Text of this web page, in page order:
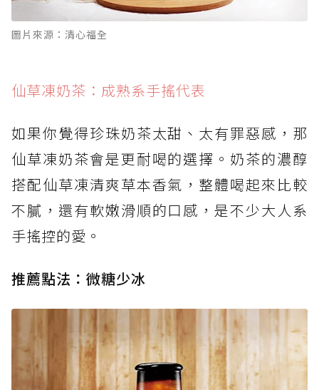
圖片來源：清心福全
仙草凍奶茶：成熟系手搖代表
如果你覺得珍珠奶茶太甜、太有罪惡感，那
仙草凍奶茶會是更耐喝的選擇。奶茶的濃醇
搭配仙草凍清爽草本香氣，整體喝起來比較
不膩，還有軟嫩滑順的口感，是不少大人系
手搖控的愛。
推薦點法：微糖少冰